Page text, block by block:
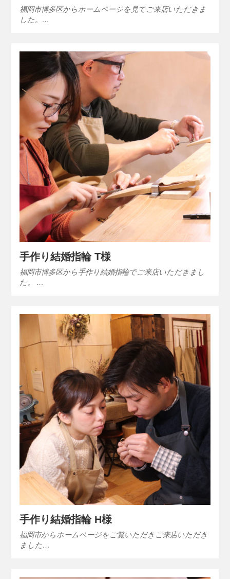
福岡市博多区からホームページを見てご来店いただきま
した。…
手作り結婚指輪 T様
福岡市博多区から手作り結婚指輪でご来店いただきまし
た。 …
手作り結婚指輪 H様
福岡市からホームページをご覧いただきご来店いただき
ました…